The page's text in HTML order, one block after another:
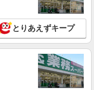
とりあえずキープ